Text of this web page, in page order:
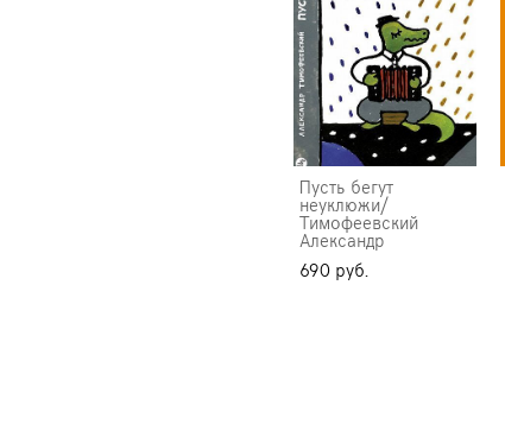
Пусть бегут
неуклюжи/
Тимофеевский
Александр
690 pуб.